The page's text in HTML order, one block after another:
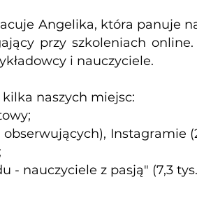
Angelika, która panuje
przy szkoleniach online.
i nauczyciele.
naszych miejsc:
Instagramie
- nauczyciele z pasją" (7,3